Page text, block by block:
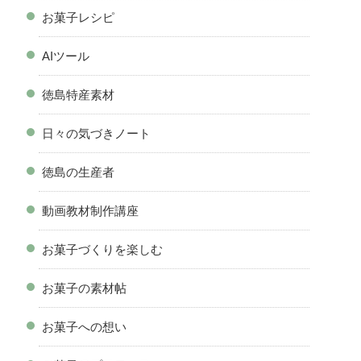
お菓子レシピ
AIツール
徳島特産素材
日々の気づきノート
徳島の生産者
動画教材制作講座
お菓子づくりを楽しむ
お菓子の素材帖
お菓子への想い